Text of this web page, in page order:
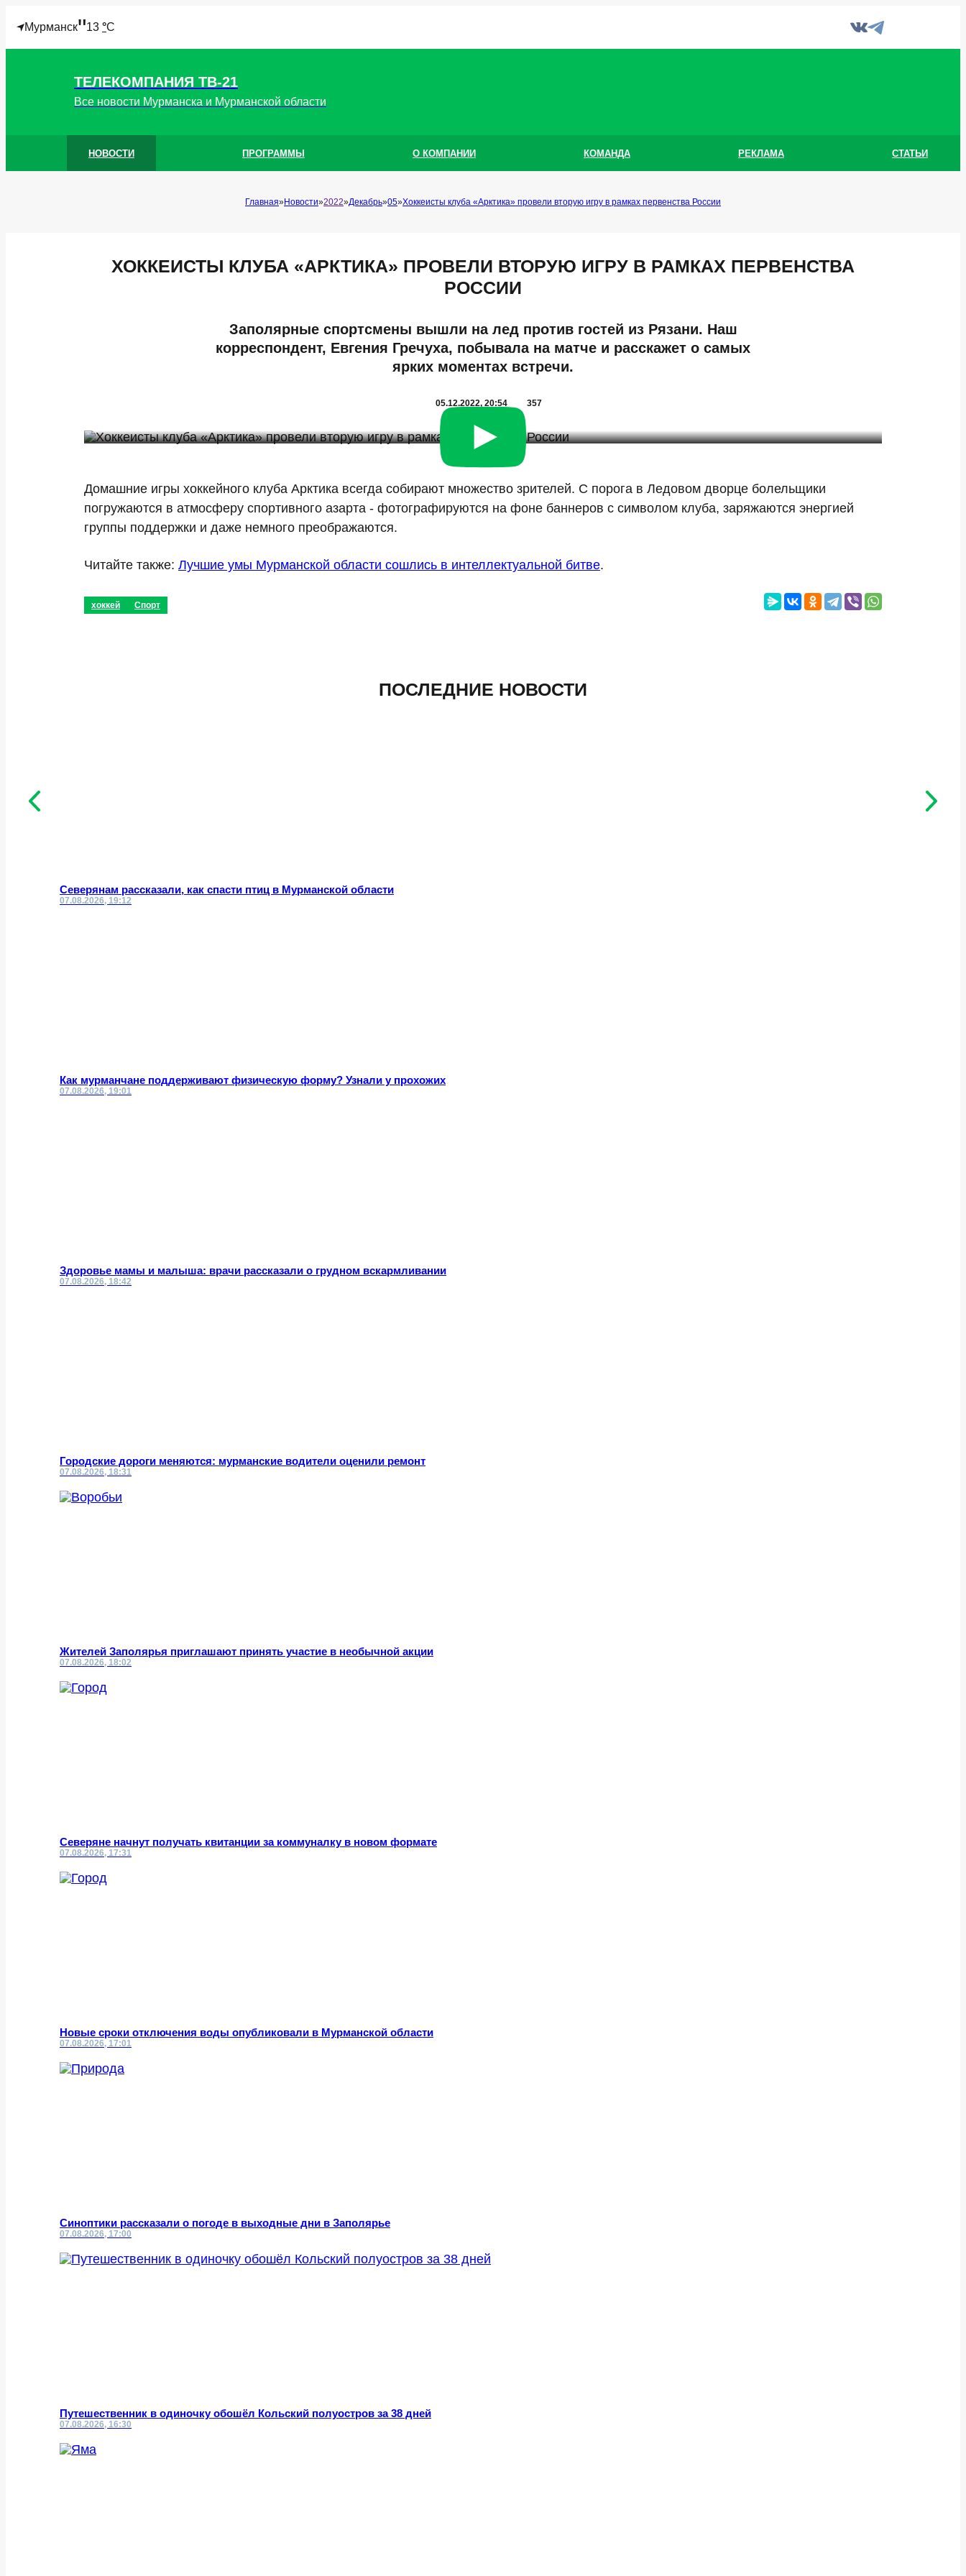
Мурманск"13 °C
ТЕЛЕКОМПАНИЯ ТВ-21
Все новости Мурманска и Мурманской области
НОВОСТИ ПРОГРАММЫ О КОМПАНИИ КОМАНДА РЕКЛАМА СТАТЬИ
Главная Новости 2022 Декабрь 05 Хоккеисты клуба «Арктика» провели вторую игру в рамках первенства России
ХОККЕИСТЫ КЛУБА «АРКТИКА» ПРОВЕЛИ ВТОРУЮ ИГРУ В РАМКАХ ПЕРВЕНСТВА
РОССИИ
Заполярные спортсмены вышли на лед против гостей из Рязани. Наш
корреспондент, Евгения Гречуха, побывала на матче и расскажет о самых
ярких моментах встречи.
05.12.2022, 20:54 357
Домашние игры хоккейного клуба Арктика всегда собирают множество зрителей. С порога в Ледовом дворце болельщики
погружаются в атмосферу спортивного азарта - фотографируются на фоне баннеров с символом клуба, заряжаются энергией
группы поддержки и даже немного преображаются.
Читайте также: Лучшие умы Мурманской области сошлись в интеллектуальной битве.
хоккей Спорт
ПОСЛЕДНИЕ НОВОСТИ
Северянам рассказали, как спасти птиц в Мурманской области
07.08.2026, 19:12
Как мурманчане поддерживают физическую форму? Узнали у прохожих
07.08.2026, 19:01
Здоровье мамы и малыша: врачи рассказали о грудном вскармливании
07.08.2026, 18:42
Городские дороги меняются: мурманские водители оценили ремонт
07.08.2026, 18:31
Жителей Заполярья приглашают принять участие в необычной акции
07.08.2026, 18:02
Северяне начнут получать квитанции за коммуналку в новом формате
07.08.2026, 17:31
Новые сроки отключения воды опубликовали в Мурманской области
07.08.2026, 17:01
Синоптики рассказали о погоде в выходные дни в Заполярье
07.08.2026, 17:00
Путешественник в одиночку обошёл Кольский полуостров за 38 дней
07.08.2026, 16:30